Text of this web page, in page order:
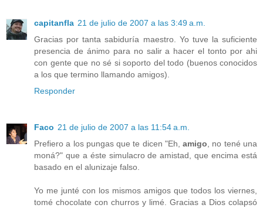
capitanfla 21 de julio de 2007 a las 3:49 a.m.
Gracias por tanta sabiduría maestro. Yo tuve la suficiente
presencia de ánimo para no salir a hacer el tonto por ahi
con gente que no sé si soporto del todo (buenos conocidos
a los que termino llamando amigos).
Responder
Faco 21 de julio de 2007 a las 11:54 a.m.
Prefiero a los pungas que te dicen "Eh,amigo , no tené una
moná?" que a éste simulacro de amistad, que encima está
basado en el alunizaje falso.
Yo me junté con los mismos amigos que todos los viernes,
tomé chocolate con churros y limé. Gracias a Dios colapsó